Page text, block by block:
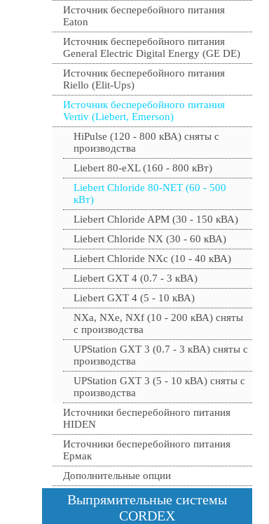
Источник бесперебойного питания
Eaton
Источник бесперебойного питания
General Electric Digital Energy (GE DE)
Источник бесперебойного питания
Riello (Elit-Ups)
Источник бесперебойного питания
Vertiv (Liebert, Emerson)
HiPulse (120 - 800 кВА) сняты с
производства
Liebert 80-eXL (160 - 800 кВт)
Liebert Chloride 80-NET (60 - 500
кВт)
Liebert Chloride APM (30 - 150 кВА)
Liebert Chloride NX (30 - 60 кВА)
Liebert Chloride NXc (10 - 40 кВА)
Liebert GXT 4 (0.7 - 3 кВА)
Liebert GXT 4 (5 - 10 кВА)
NXa, NXe, NXf (10 - 200 кВА) сняты
с производства
UPStation GXT 3 (0.7 - 3 кВА) сняты с
производства
UPStation GXT 3 (5 - 10 кВА) сняты с
производства
Источники бесперебойного питания
HIDEN
Источники бесперебойного питания
Ермак
Дополнительные опции
Выпрямительные системы
CORDEX